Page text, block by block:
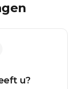
u?